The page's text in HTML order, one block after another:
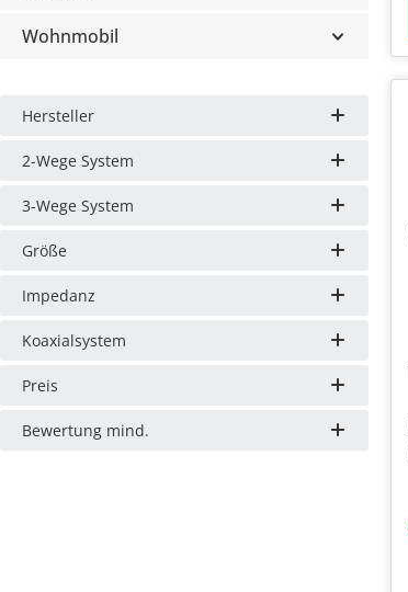
Wohnmobil
Hersteller
2-Wege System
3-Wege System
Größe
Impedanz
Koaxialsystem
Preis
Bewertung mind.